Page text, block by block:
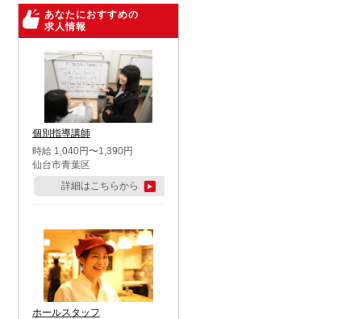
あなたにおすすめの
求人情報
個別指導講師
時給 1,040円〜1,390円
仙台市青葉区
詳細はこちらから
ホールスタッフ